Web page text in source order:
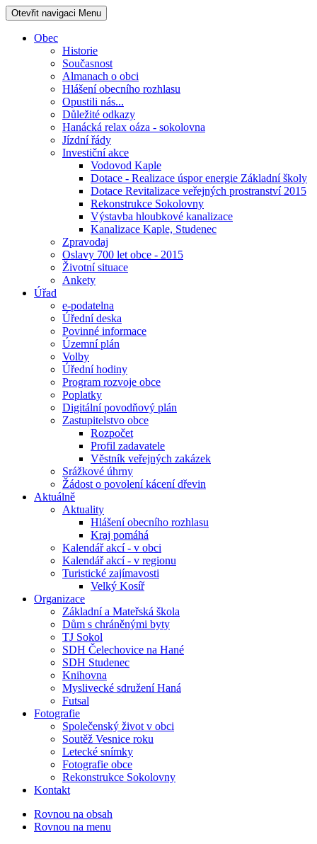
Otevřit navigaci Menu
Obec
Historie
Současnost
Almanach o obci
Hlášení obecního rozhlasu
Opustili nás...
Důležité odkazy
Hanácká relax oáza - sokolovna
Jízdní řády
Investiční akce
Vodovod Kaple
Dotace - Realizace úspor energie Základní školy
Dotace Revitalizace veřejných prostranství 2015
Rekonstrukce Sokolovny
Výstavba hloubkové kanalizace
Kanalizace Kaple, Studenec
Zpravodaj
Oslavy 700 let obce - 2015
Životní situace
Ankety
Úřad
e-podatelna
Úřední deska
Povinné informace
Územní plán
Volby
Úřední hodiny
Program rozvoje obce
Poplatky
Digitální povodňový plán
Zastupitelstvo obce
Rozpočet
Profil zadavatele
Věstník veřejných zakázek
Srážkové úhrny
Žádost o povolení kácení dřevin
Aktuálně
Aktuality
Hlášení obecního rozhlasu
Kraj pomáhá
Kalendář akcí - v obci
Kalendář akcí - v regionu
Turistické zajímavosti
Velký Kosíř
Organizace
Základní a Mateřská škola
Dům s chráněnými byty
TJ Sokol
SDH Čelechovice na Hané
SDH Studenec
Knihovna
Myslivecké sdružení Haná
Futsal
Fotografie
Společenský život v obci
Soutěž Vesnice roku
Letecké snímky
Fotografie obce
Rekonstrukce Sokolovny
Kontakt
Rovnou na obsah
Rovnou na menu